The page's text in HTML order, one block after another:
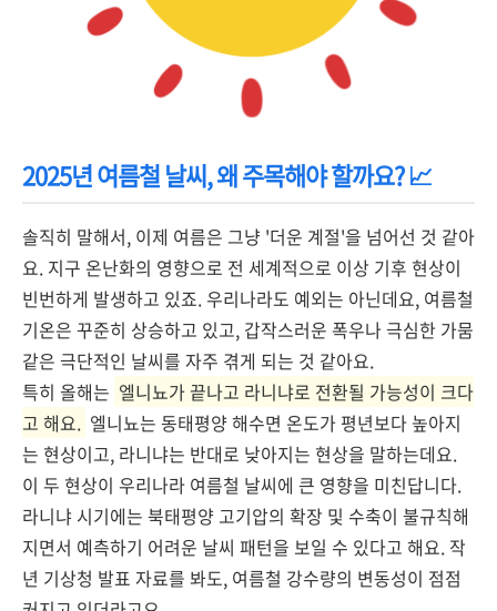
2025년 여름철 날씨, 왜 주목해야 할까요? 📈
솔직히 말해서, 이제 여름은 그냥 '더운 계절'을 넘어선 것 같아
요. 지구 온난화의 영향으로 전 세계적으로 이상 기후 현상이
빈번하게 발생하고 있죠. 우리나라도 예외는 아닌데요, 여름철
기온은 꾸준히 상승하고 있고, 갑작스러운 폭우나 극심한 가뭄
같은 극단적인 날씨를 자주 겪게 되는 것 같아요.
특히 올해는 엘니뇨가 끝나고 라니냐로 전환될 가능성이 크다
고 해요. 엘니뇨는 동태평양 해수면 온도가 평년보다 높아지
는 현상이고, 라니냐는 반대로 낮아지는 현상을 말하는데요.
이 두 현상이 우리나라 여름철 날씨에 큰 영향을 미친답니다.
라니냐 시기에는 북태평양 고기압의 확장 및 수축이 불규칙해
지면서 예측하기 어려운 날씨 패턴을 보일 수 있다고 해요. 작
년 기상청 발표 자료를 봐도, 여름철 강수량의 변동성이 점점